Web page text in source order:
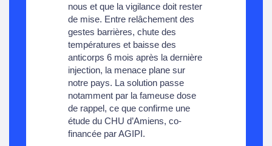
nous et que la vigilance doit rester
de mise. Entre relâchement des
gestes barrières, chute des
températures et baisse des
anticorps 6 mois après la dernière
injection, la menace plane sur
notre pays. La solution passe
notamment par la fameuse dose
de rappel, ce que confirme une
étude du CHU d’Amiens, co-
financée par AGIPI.